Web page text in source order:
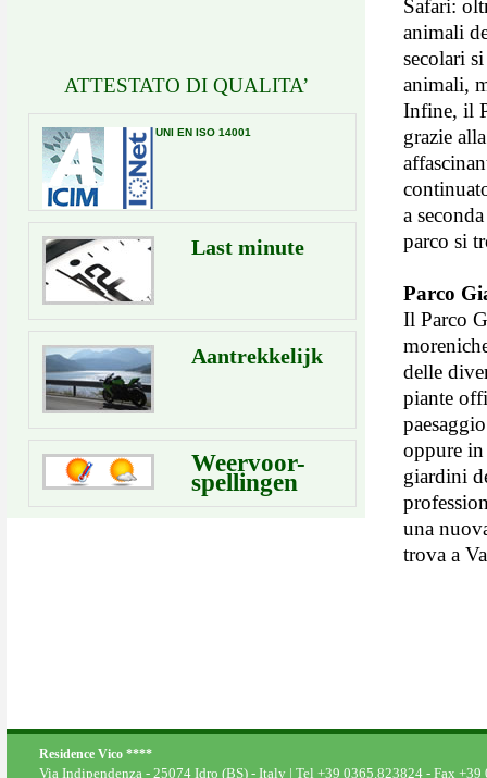
ATTESTATO DI QUALITA’
UNI EN ISO 14001
Last minute
Aantrekkelijk
Weervoor-
spellingen
Safari:
animali
secolari
animali,
Infine, il
grazie
a
parco si
Parco
Il Parco
delle
piante
oppure
giardini
una
trova a
Residence Vico ****
Via Indipendenza - 25074 Idro (BS) - Italy | Tel +39 0365.823824 - Fax